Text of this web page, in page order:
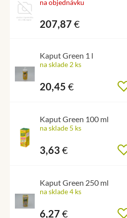
na objednávku
207,87 €
Kaput Green 1 l
na sklade 2 ks
20,45 €
Kaput Green 100 ml
na sklade 5 ks
3,63 €
Kaput Green 250 ml
na sklade 4 ks
6,27 €